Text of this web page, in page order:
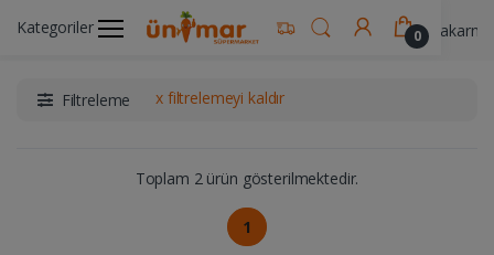
Kategoriler 0
Ünimar Anasayfa Gıda & Yemek Ürünleri Makarna
Filtreleme x filtrelemeyi kaldır
Toplam 2 ürün gösterilmektedir.
1